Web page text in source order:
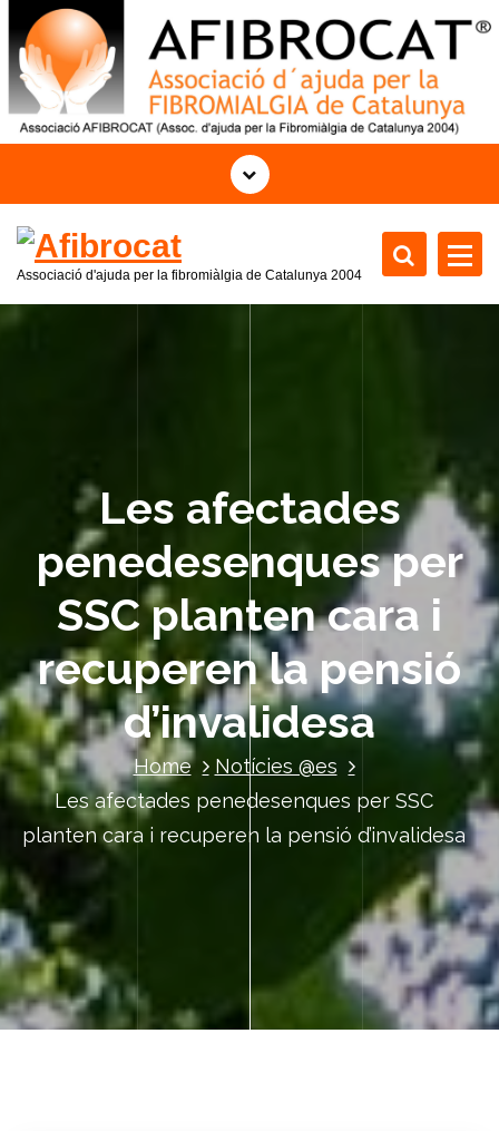
o
n
Associació d'ajuda per la fibromiàlgia de Catalunya 2004
Les afectades
penedesenques per
SSC planten cara i
recuperen la pensió
d’invalidesa
Home
Notícies @es
Les afectades penedesenques per SSC
planten cara i recuperen la pensió d’invalidesa